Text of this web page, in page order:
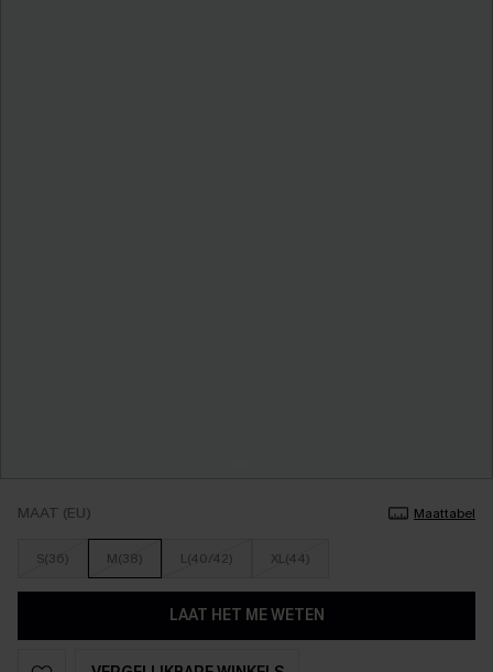
MAAT (EU) Maattabel
S(36) M(38) L(40/42) XL(44)
LAAT HET ME WETEN